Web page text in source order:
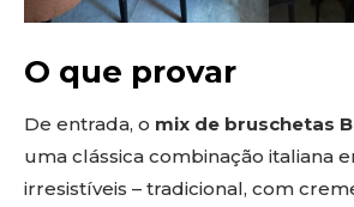
O que provar
De entrada, o mix de bruschetas
uma clássica combinação italiana
irresistíveis – tradicional, com